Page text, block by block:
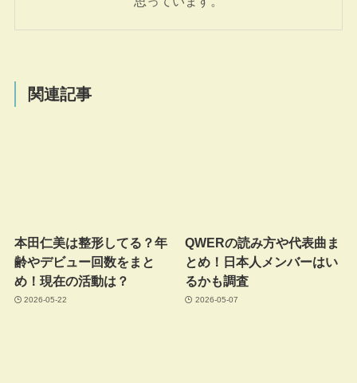
関連記事
本田仁美は整形してる？年
齢やデビュー回数をまと
め！現在の活動は？
2026-05-22
QWERの読み方や代表曲ま
とめ！日本人メンバーはい
るかも調査
2026-05-07